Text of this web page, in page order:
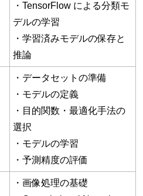
・TensorFlow による分類モ
デルの学習
・学習済みモデルの保存と
推論
・データセットの準備
・モデルの定義
・目的関数・最適化手法の
選択
・モデルの学習
・予測精度の評価
・画像処理の基礎